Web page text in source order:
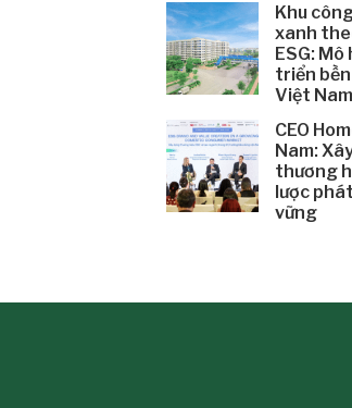
Khu
xanh
ESG:
triển
Việt Nam
CEO
Nam:
thương
lược
vững